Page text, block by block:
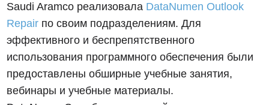
Saudi Aramco реализовала DataNumen Outlook
Repair по своим подразделениям. Для
эффективного и беспрепятственного
использования программного обеспечения были
предоставлены обширные учебные занятия,
вебинары и учебные материалы.